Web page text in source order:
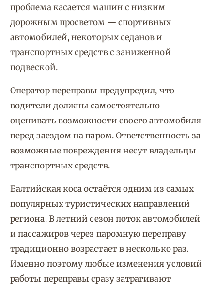
проблема касается машин с низким
дорожным просветом — спортивных
автомобилей, некоторых седанов и
транспортных средств с заниженной
подвеской.
Оператор переправы предупредил, что
водители должны самостоятельно
оценивать возможности своего автомобиля
перед заездом на паром. Ответственность за
возможные повреждения несут владельцы
транспортных средств.
Балтийская коса остаётся одним из самых
популярных туристических направлений
региона. В летний сезон поток автомобилей
и пассажиров через паромную переправу
традиционно возрастает в несколько раз.
Именно поэтому любые изменения условий
работы переправы сразу затрагивают